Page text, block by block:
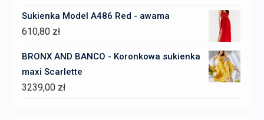
Sukienka Model A486 Red - awama
610,80 zł
BRONX AND BANCO - Koronkowa sukienka
maxi Scarlette
3239,00 zł